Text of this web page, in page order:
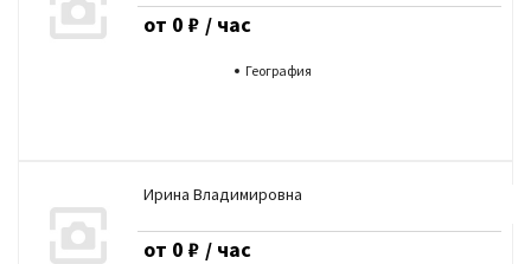
География
от 0 ₽ / час
от 0 ₽ / час
Ирина Владимировна